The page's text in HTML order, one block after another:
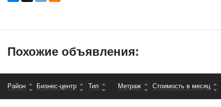
Похожие объявления:
Район Бизнес-центр Тип Метраж Стоимость в месяц